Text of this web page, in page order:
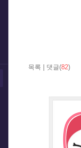
목록 댓글(82)